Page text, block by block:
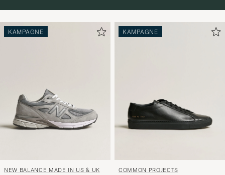
KAMPAGNE
NEW BALANCE MADE IN US & UK
KAMPAGNE
COMMON PROJECTS